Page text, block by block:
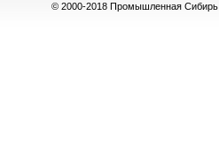
© 2000-2018 Промышленная Сибирь